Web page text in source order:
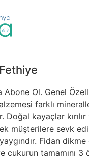
Abone Ol. Genel
farklı
Doğal kayaçlar kırılır
müşterilere sevk
Fidan dikme
çukurun tamamını